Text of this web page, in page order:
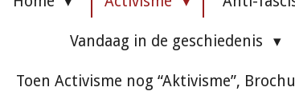
Vandaag in de geschiedenis
Toen Activisme nog “Aktivisme”,